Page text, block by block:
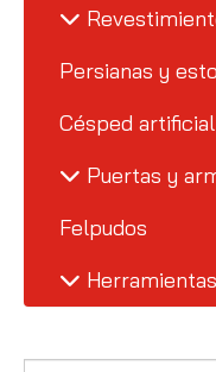
Persianas y
Césped artificial
Puertas y
Felpudos